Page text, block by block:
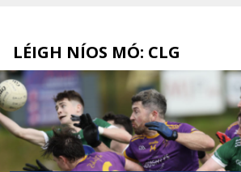
LÉIGH NÍOS MÓ: CLG